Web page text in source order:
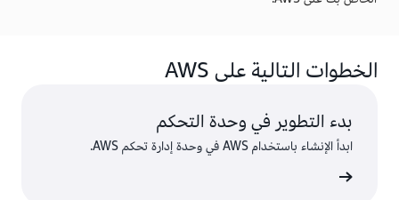
الخطوات التالية على AWS
بدء التطوير في وحدة التحكم
ابدأ الإنشاء باستخدام AWS في وحدة إدارة تحكم AWS.